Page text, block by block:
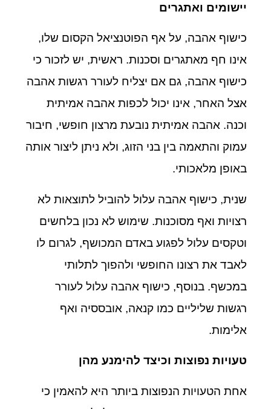
יישומים ואתגרים
כישוף אהבה, על אף הפוטנציאל הקסום שלו,
אינו חף מאתגרים וסכנות. ראשית, יש לזכור כי
כישוף אהבה, גם אם יצליח לעורר רגשות אהבה
אצל האחר, אינו יכול לכפות אהבה אמיתית
וכנה. אהבה אמיתית נובעת מרצון חופשי, חיבור
עמוק והתאמה בין בני הזוג, ולא ניתן ליצור אותה
באופן מלאכותי.
שנית, כישוף אהבה עלול להוביל לתוצאות לא
רצויות ואף מסוכנות. שימוש לא נכון בלחשים
וטקסים עלול לפגוע באדם המכושף, לגרום לו
לאבד את רצונו החופשי ולהפוך לתלותי
במכשף. בנוסף, כישוף אהבה עלול לעורר
רגשות שליליים כמו קנאה, אובססיה ואף
אלימות.
טעויות נפוצות וכיצד להימנע מהן
אחת הטעויות הנפוצות ביותר היא להאמין כי